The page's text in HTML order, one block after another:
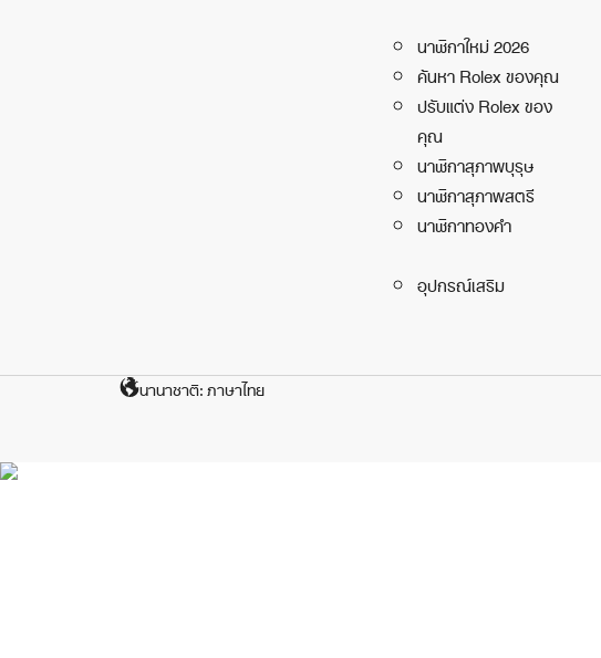
นาฬิกาใหม่ 2026
ค้นหา Rolex ของคุณ
ปรับแต่ง Rolex ของ
คุณ
นาฬิกาสุภาพบุรุษ
นาฬิกาสุภาพสตรี
นาฬิกาทองคำ
อุปกรณ์เสริม
นานาชาติ: ภาษาไทย